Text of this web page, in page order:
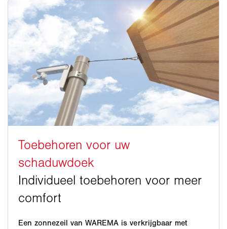
Een zonnezeil van WAREMA is verkrijgbaar met